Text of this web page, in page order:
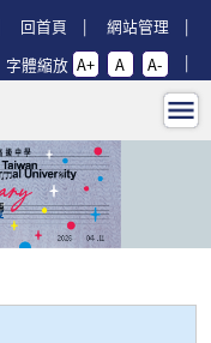
回首頁
網站管理
字體縮放 A+ A A-